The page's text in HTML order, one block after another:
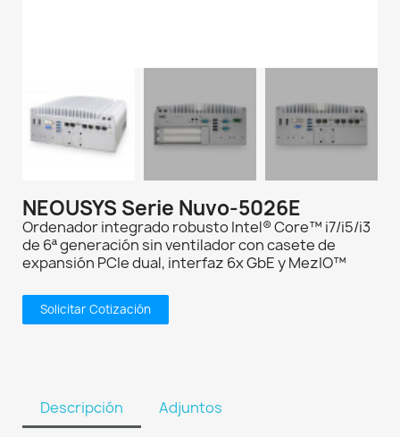
NEOUSYS Serie Nuvo-5026E
Ordenador integrado robusto Intel® Core™ i7/i5/i3
de 6ª generación sin ventilador con casete de
expansión PCIe dual, interfaz 6x GbE y MezIO™
Solicitar Cotización
Descripción Adjuntos